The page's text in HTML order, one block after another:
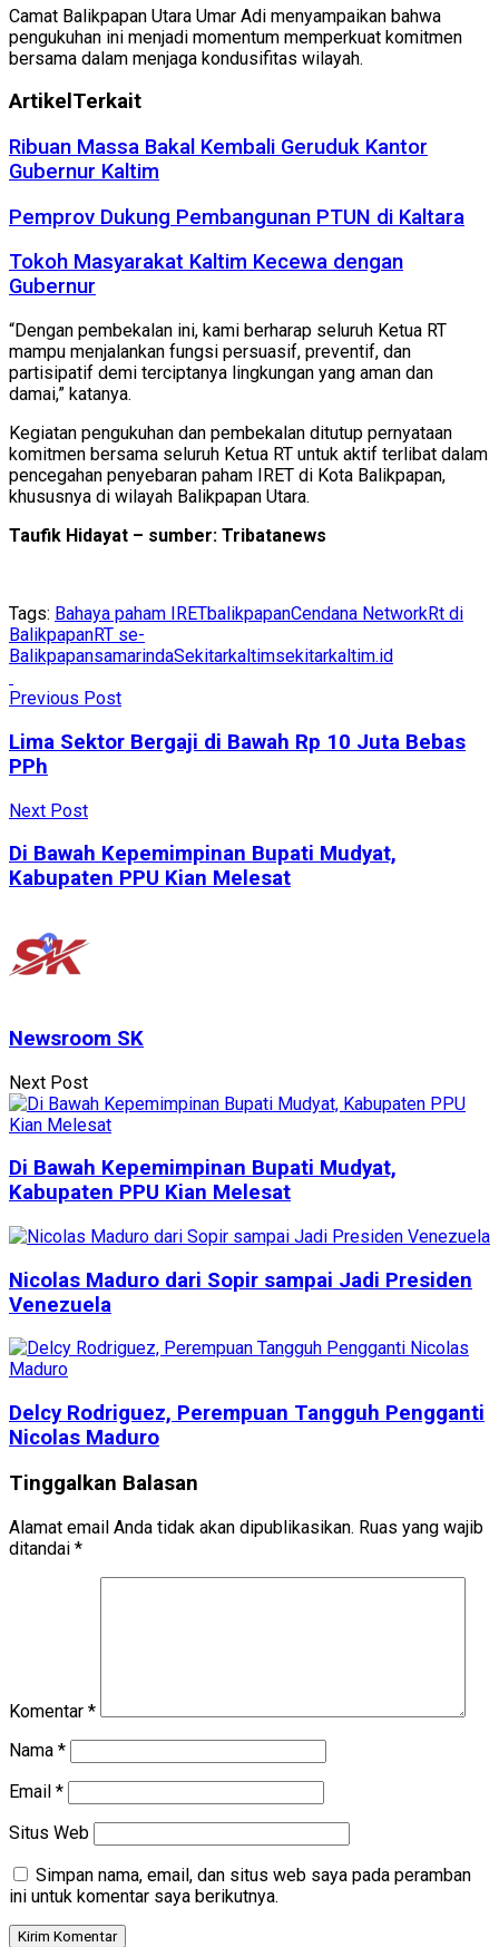
Camat Balikpapan Utara Umar Adi menyampaikan bahwa
pengukuhan ini menjadi momentum memperkuat komitmen
bersama dalam menjaga kondusifitas wilayah.
Artikel Terkait
Ribuan Massa Bakal Kembali Geruduk Kantor
Gubernur Kaltim
Pemprov Dukung Pembangunan PTUN di Kaltara
Tokoh Masyarakat Kaltim Kecewa dengan
Gubernur
“Dengan pembekalan ini, kami berharap seluruh Ketua RT
mampu menjalankan fungsi persuasif, preventif, dan
partisipatif demi terciptanya lingkungan yang aman dan
damai,” katanya.
Kegiatan pengukuhan dan pembekalan ditutup pernyataan
komitmen bersama seluruh Ketua RT untuk aktif terlibat dalam
pencegahan penyebaran paham IRET di Kota Balikpapan,
khususnya di wilayah Balikpapan Utara.
Taufik Hidayat – sumber: Tribatanews
Tags: Bahaya paham IRETbalikpapanCendana NetworkRt di
BalikpapanRT se-
BalikpapansamarindaSekitarkaltimsekitarkaltim.id
Previous Post
Lima Sektor Bergaji di Bawah Rp 10 Juta Bebas
PPh
Next Post
Di Bawah Kepemimpinan Bupati Mudyat,
Kabupaten PPU Kian Melesat
Newsroom SK
Next Post
Di Bawah Kepemimpinan Bupati Mudyat,
Kabupaten PPU Kian Melesat
Nicolas Maduro dari Sopir sampai Jadi Presiden
Venezuela
Delcy Rodriguez, Perempuan Tangguh Pengganti
Nicolas Maduro
Tinggalkan Balasan
Alamat email Anda tidak akan dipublikasikan. Ruas yang wajib
ditandai *
Komentar *
Nama *
Email *
Situs Web
Simpan nama, email, dan situs web saya pada peramban
ini untuk komentar saya berikutnya.